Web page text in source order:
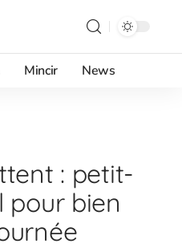
Mincir News
: petit-
pour bien